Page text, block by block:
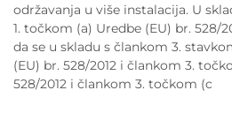
održavanja u više instalacija. U
1. točkom (a) Uredbe (EU) br. 528/
da se u skladu s člankom 3.
(EU) br. 528/2012 i člankom 3.
528/2012 i člankom 3. točkom (c